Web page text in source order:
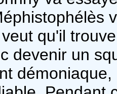
qu'il
devenir un